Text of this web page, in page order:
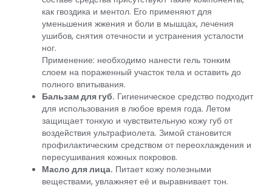
как гвоздика и ментол. Его применяют для
уменьшения жжения и боли в мышцах, лечения
ушибов, снятия отечности и устранения усталости
ног.
Применение: необходимо нанести гель тонким
слоем на пораженный участок тела и оставить до
полного впитывания.
Бальзам для губ. Гигиеническое средство подходит
для использования в любое время года. Летом
защищает тонкую и чувствительную кожу губ от
воздействия ультрафиолета. Зимой становится
профилактическим средством от переохлаждения и
пересушивания кожных покровов.
Масло для лица. Питает кожу полезными
веществами, увлажняет её и выравнивает тон.